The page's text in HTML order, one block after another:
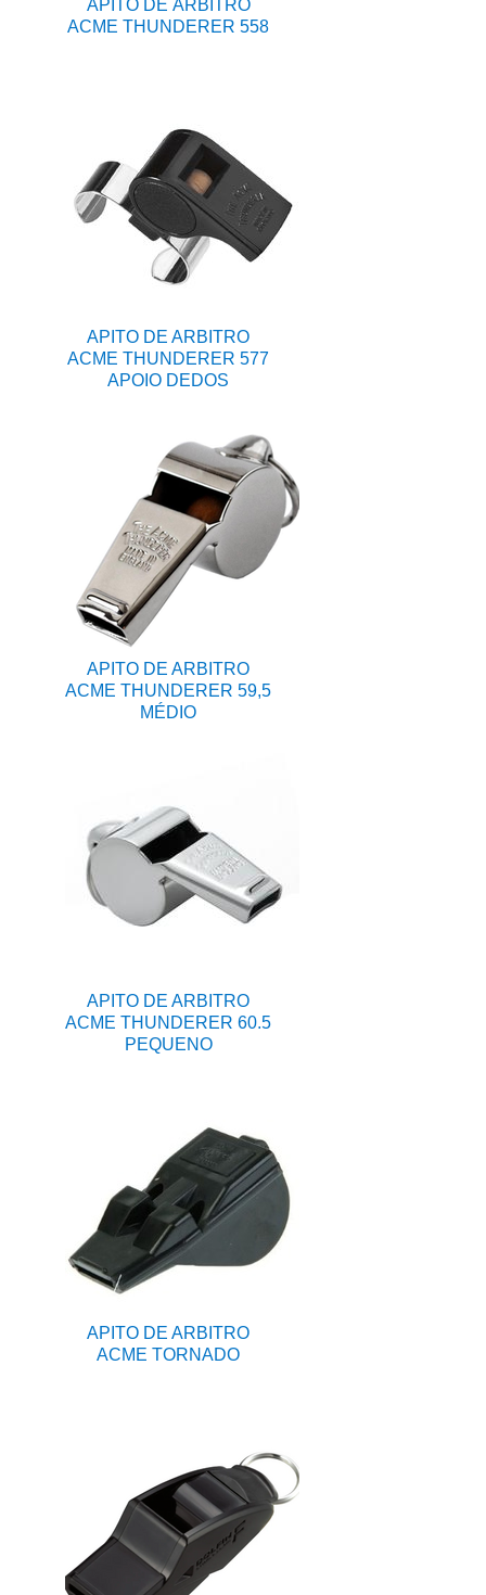
APITO DE ÁRBITRO
ACME THUNDERER 558
APITO DE ARBITRO
ACME THUNDERER 577
APOIO DEDOS
APITO DE ARBITRO
ACME THUNDERER 59,5
MÉDIO
APITO DE ARBITRO
ACME THUNDERER 60.5
PEQUENO
APITO DE ARBITRO
ACME TORNADO